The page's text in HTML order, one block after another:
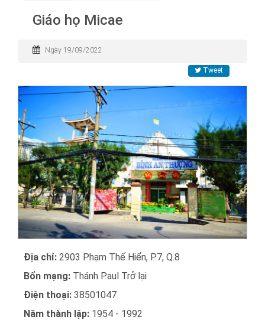
Giáo họ Micae
Ngày 19/09/2022
Tweet
Địa chỉ: 2903 Phạm Thế Hiển, P.7, Q.8
Bổn mạng: Thánh Paul Trở lại
Điện thoại: 38501047
Năm thành lập: 1954 - 1992